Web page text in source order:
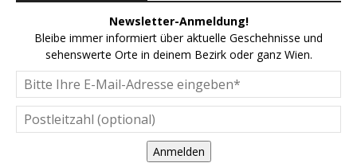
Newsletter-Anmeldung!
Bleibe immer informiert über aktuelle Geschehnisse und
sehenswerte Orte in deinem Bezirk oder ganz Wien.
Anmelden